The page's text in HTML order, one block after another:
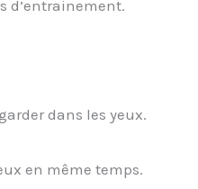
d’entrainement.
dans les yeux.
en même temps.